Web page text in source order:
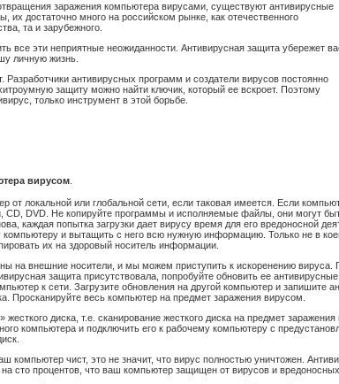
заражения компьютера вирусами, существуют антивирусные
их достаточно много на российском рынке, как отечественного
та и зарубежного.
все эти неприятные неожиданности. Антивирусная защита убережет
личную жизнь.
антивирусных программ и создатели вирусов постоянно
защиту можно найти ключик, который ее вскроет. Поэтому
только инструмент в этой борьбе.
вирусом
от локальной или глобальной сети, если таковая имеется. Если
DVD. Не копируйте программы и исполняемые файлы, они могут
каждая попытка загрузки дает вирусу время для его вредоносной
компьютеру и вытащить с него всю нужную информацию. Только не в
их на здоровый носитель информации.
на внешние носители, и мы можем приступить к искоренению вируса.
защита присутствовала, попробуйте обновить ее
к сети. Загрузите обновления на другой компьютер и запишите
Просканируйте весь компьютер на предмет заражения вирусом.
диска, т.е. сканирование жесткого диска на предмет
компьютера и подключить его к рабочему компьютеру с
компьютер чист, это не значит, что вирус полностью уничтожен.
сто процентов, что ваш компьютер защищен от вирусов и